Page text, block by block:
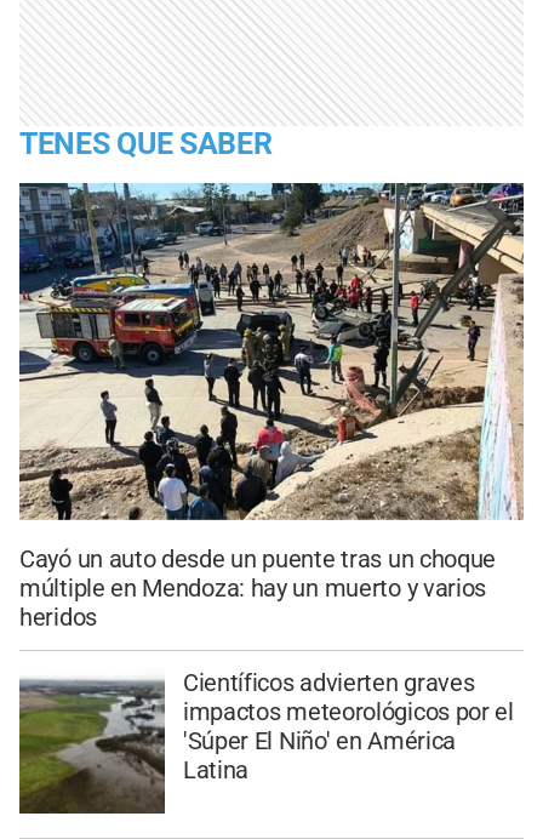
TENES QUE SABER
Cayó un auto desde un puente tras un choque
múltiple en Mendoza: hay un muerto y varios
heridos
Científicos advierten graves
impactos meteorológicos por el
'Súper El Niño' en América
Latina